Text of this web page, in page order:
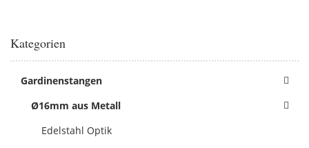
Kategorien
Gardinenstangen
Ø16mm aus Metall
Edelstahl Optik